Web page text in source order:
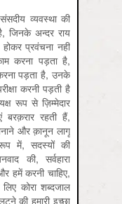
व्यवस्था की
जिनके अन्दर राय
प्रवंचना नहीं
करना पड़ता है,
पड़ता है, उनके
करनी पड़ती है
रूप से ज़िम्मेदार
बरक़रार रहती हैं,
और क़ानून लागू
में, सदस्यों की
की, सर्वहारा
हमें करनी चाहिए,
कोरा शब्दजाल
की हमारी इच्छा